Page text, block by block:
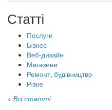
Статті
Послуги
Бізнес
Веб-дизайн
Магазини
Ремонт, будівництво
Різне
» Всі статті